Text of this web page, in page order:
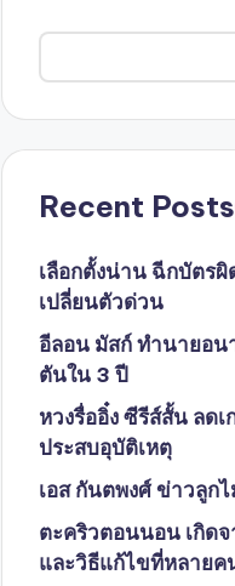
Recent Posts
เลือกตั้งน่าน ฉีกบัตร
เปลี่ยนตัวด่วน
อีลอน มัสก์ ทำนายอน
ตันใน 3 ปี
หวงรื่ออิ๋ง ซีรีส์สั้น ลดเ
ประสบอุบัติเหตุ
เอส กันตพงศ์ ข่าวลูกไ
ตะคริวตอนนอน เกิดจ
และวิธีแก้ไขที่หลายค